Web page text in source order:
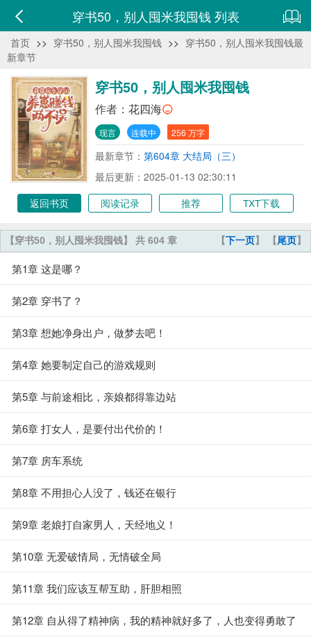
穿书50，别人囤米我囤钱 列表
首页 >> 穿书50，别人囤米我囤钱 >> 穿书50，别人囤米我囤钱最
新章节
穿书50，别人囤米我囤钱
作者： 花四海
现言 连载中 256 万字
最新章节： 第604章 大结局（三）
最后更新：2025-01-13 02:30:11
返回书页
阅读记录 推荐 TXT下载
【下一页】 【尾页】
【穿书50，别人囤米我囤钱】 共 604 章
第1章 这是哪？
第2章 穿书了？
第3章 想她净身出户，做梦去吧！
第4章 她要制定自己的游戏规则
第5章 与前途相比，亲娘都得靠边站
第6章 打女人，是要付出代价的！
第7章 房车系统
第8章 不用担心人没了，钱还在银行
第9章 老娘打自家男人，天经地义！
第10章 无爱破情局，无情破全局
第11章 我们应该互帮互助，肝胆相照
第12章 自从得了精神病，我的精神就好多了，人也变得勇敢了